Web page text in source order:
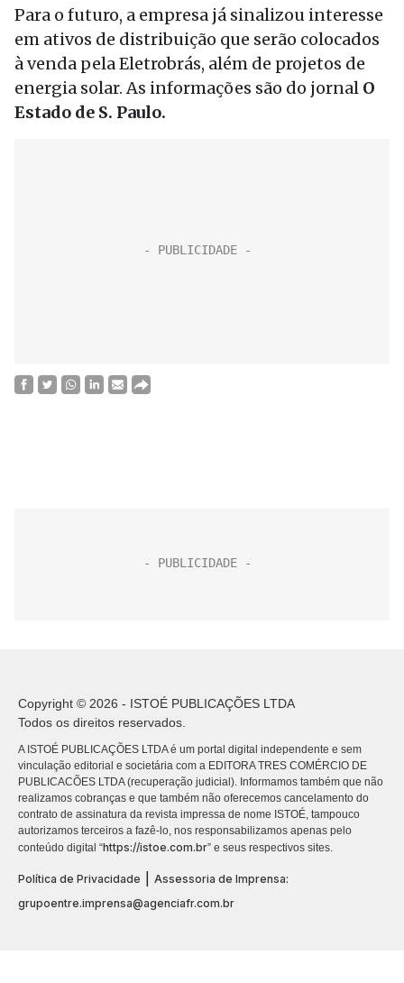
Para o futuro, a empresa já sinalizou interesse
em ativos de distribuição que serão colocados
à venda pela Eletrobrás, além de projetos de
energia solar. As informações são do jornal O
Estado de S. Paulo.
Copyright © 2026 - ISTOÉ PUBLICAÇÕES LTDA
Todos os direitos reservados.
A ISTOÉ PUBLICAÇÕES LTDA é um portal digital independente e sem
vinculação editorial e societária com a EDITORA TRES COMÉRCIO DE
PUBLICACÕES LTDA (recuperação judicial). Informamos também que não
realizamos cobranças e que também não oferecemos cancelamento do
contrato de assinatura da revista impressa de nome ISTOÉ, tampouco
autorizamos terceiros a fazê-lo, nos responsabilizamos apenas pelo
conteúdo digital “https://istoe.com.br” e seus respectivos sites.
Política de Privacidade
Assessoria de Imprensa:
grupoentre.imprensa@agenciafr.com.br